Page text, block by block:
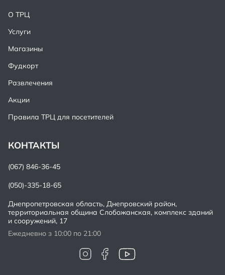
О ТРЦ
Услуги
Магазины
Фудкорт
Развлечения
Акции
Правила ТРЦ для посетителей
КОНТАКТЫ
(067) 846-36-45
(050)-335-18-65
Днепропетровская область, Днепровский район,
территориальная община Слобожанская, комплекс зданий
и сооружений, 17
Ежедневно з 10:00 по 21:00